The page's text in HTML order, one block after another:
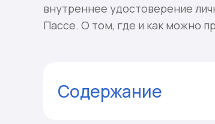
внутреннее удостоверение
Пассе. О том, где и как можно
Содержание